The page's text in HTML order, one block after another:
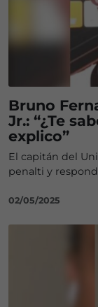
Bruno
Jr.: “¿Te
explico”
El capitán del
penalti y
02/05/2025